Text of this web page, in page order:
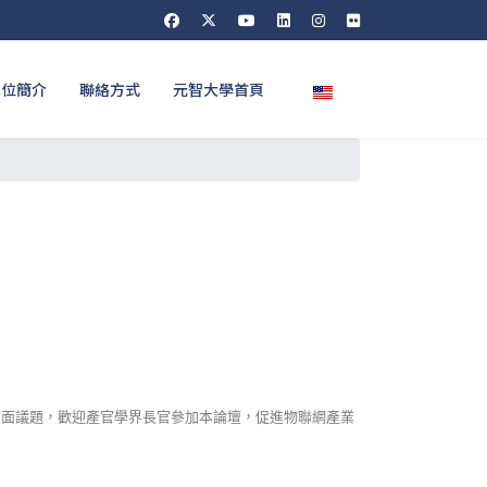
簡介 聯絡方式 元智大學首頁 選擇你的語言
議題，歡迎產官學界長官參加本論壇，促進物聯網產業